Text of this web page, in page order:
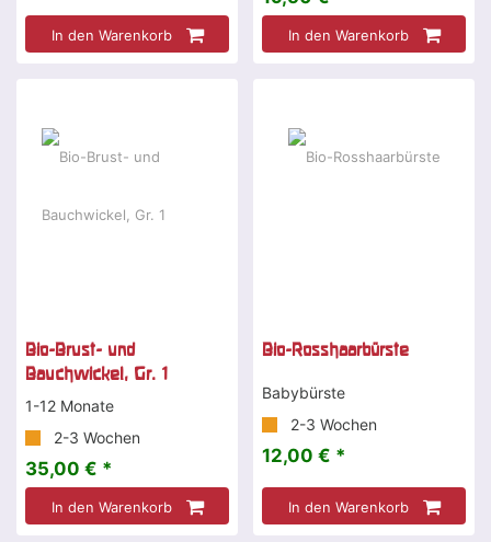
In den Warenkorb In den Warenkorb
Bio-Brust- und
Bauchwickel, Gr. 1
1-12 Monate
2-3 Wochen
35,00 € *
In den Warenkorb
Bio-Rosshaarbürste
Babybürste
2-3 Wochen
12,00 € *
In den Warenkorb